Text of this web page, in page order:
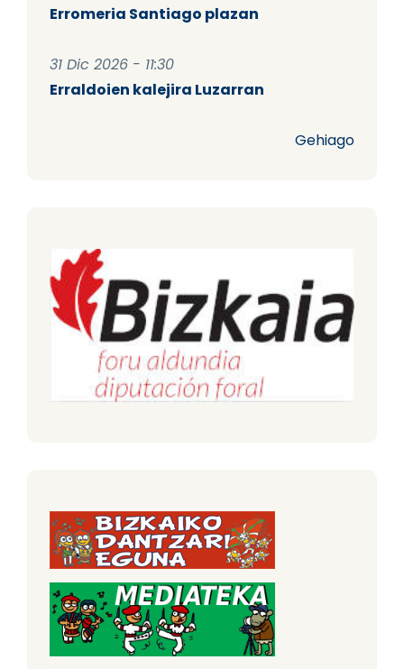
Erromeria Santiago plazan
31 Dic 2026 - 11:30
Erraldoien kalejira Luzarran
Gehiago